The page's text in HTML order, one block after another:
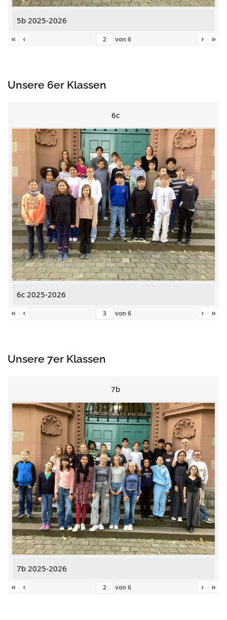
5b 2025-2026
«
‹ von 6 › »
Unsere 6er Klassen
6c
6c 2025-2026
«
‹ von 6 › »
Unsere 7er Klassen
7b
7b 2025-2026
«
‹ von 6 › »